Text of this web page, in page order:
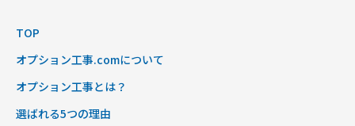
TOP
オプション工事.comについて
オプション工事とは？
選ばれる5つの理由